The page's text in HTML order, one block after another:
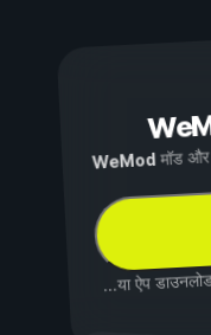
WeMod मॉड
...या ऐप